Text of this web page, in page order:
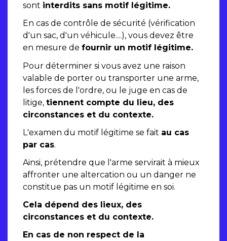
sont interdits sans motif légitime.
En cas de contrôle de sécurité (vérification
d'un sac, d'un véhicule....), vous devez être
en mesure de fournir un motif légitime.
Pour déterminer si vous avez une raison
valable de porter ou transporter une arme,
les forces de l'ordre, ou le juge en cas de
litige, tiennent compte du lieu, des
circonstances et du contexte.
L'examen du motif légitime se fait au cas
par cas.
Ainsi, prétendre que l'arme servirait à mieux
affronter une altercation ou un danger ne
constitue pas un motif légitime en soi.
Cela dépend des lieux, des
circonstances et du contexte.
En cas de non respect de la